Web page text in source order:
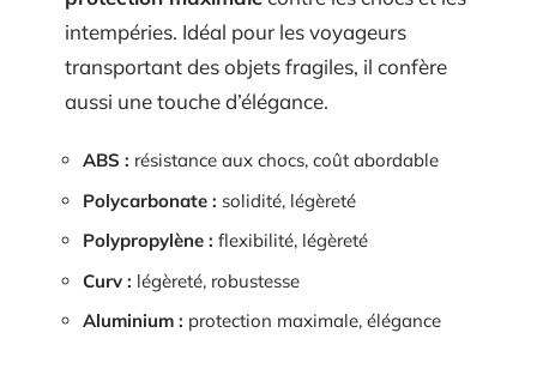
intempéries. Idéal pour les voyageurs
transportant des objets fragiles, il confère
aussi une touche d’élégance.
ABS : résistance aux chocs, coût abordable
Polycarbonate : solidité, légèreté
Polypropylène : flexibilité, légèreté
Curv : légèreté, robustesse
Aluminium : protection maximale, élégance